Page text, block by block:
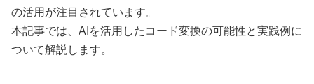
の活用が注目されています。
本記事では、AIを活用したコード変換の可能性と実践例に
ついて解説します。